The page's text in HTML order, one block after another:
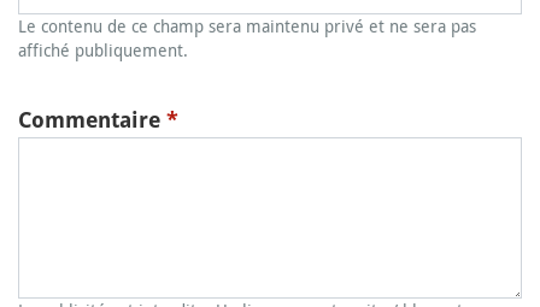
Le contenu de ce champ sera maintenu privé et ne sera pas
affiché publiquement.
Commentaire *